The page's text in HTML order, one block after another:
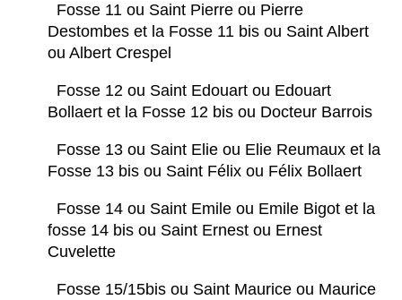
Fosse 11 ou Saint Pierre ou Pierre
Destombes et la Fosse 11 bis ou Saint Albert
ou Albert Crespel
Fosse 12 ou Saint Edouart ou Edouart
Bollaert et la Fosse 12 bis ou Docteur Barrois
Fosse 13 ou Saint Elie ou Elie Reumaux et la
Fosse 13 bis ou Saint Félix ou Félix Bollaert
Fosse 14 ou Saint Emile ou Emile Bigot et la
fosse 14 bis ou Saint Ernest ou Ernest
Cuvelette
Fosse 15/15bis ou Saint Maurice ou Maurice